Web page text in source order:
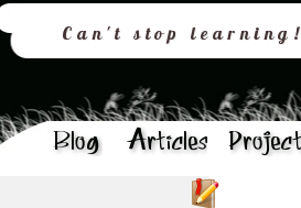
Can't stop learning!